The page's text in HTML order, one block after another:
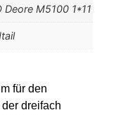
Deore M5100 1*11
für den
dreifach